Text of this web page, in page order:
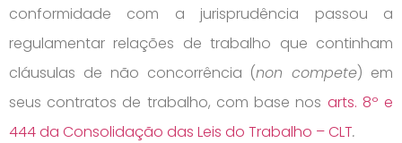
conformidade com a jurisprudência passou a
regulamentar relações de trabalho que continham
cláusulas de não concorrência (non compete) em
seus contratos de trabalho, com base nos arts. 8º e
444 da Consolidação das Leis do Trabalho – CLT.